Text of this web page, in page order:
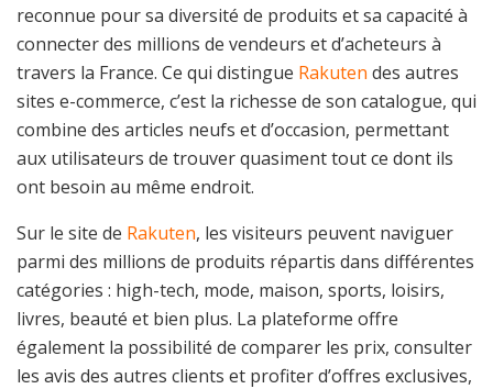
reconnue pour sa diversité de produits et sa capacité à
connecter des millions de vendeurs et d’acheteurs à
travers la France. Ce qui distingue Rakuten des autres
sites e-commerce, c’est la richesse de son catalogue, qui
combine des articles neufs et d’occasion, permettant
aux utilisateurs de trouver quasiment tout ce dont ils
ont besoin au même endroit.
Sur le site de Rakuten, les visiteurs peuvent naviguer
parmi des millions de produits répartis dans différentes
catégories : high-tech, mode, maison, sports, loisirs,
livres, beauté et bien plus. La plateforme offre
également la possibilité de comparer les prix, consulter
les avis des autres clients et profiter d’offres exclusives,